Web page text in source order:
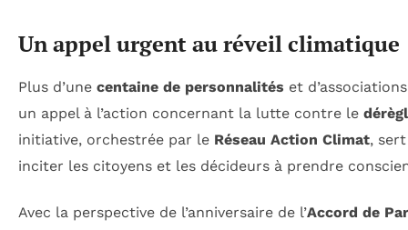
Un appel urgent au réveil climatique
Plus d’une centaine de personnalités et
un appel à l’action concernant la lutte contre le
initiative, orchestrée par le Réseau Action Climat,
inciter les citoyens et les décideurs à prendre
Avec la perspective de l’anniversaire de l’Accord de